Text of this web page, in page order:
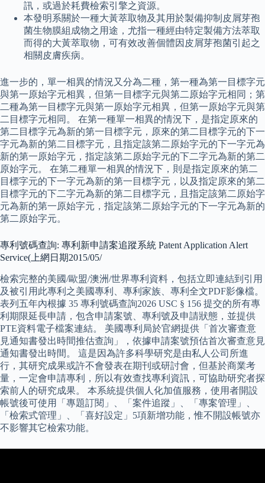
訊，或過於耗費檢索引擎之資源。
本發明系關於一種大黃萃取物及其用於製備抑制皮屑芽孢
菌生物膜組成物之用途，尤指一種經由特定製備方法萃取
而得的大黃萃取物，可有效改善個體因皮屑芽孢菌引起之
相關皮膚疾病。
進一步的，單一相異的情況又分為二種，第一種為第一目標字元
與第一原始字元相異，但第一目標字元與第二原始字元相同；第
二種為第一目標字元與第一原始字元相異，但第一原始字元與第
二目標字元相同。 在第一種單一相異的情況下，是指定原來的
第二目標字元為新的第一目標字元，原來的第二目標字元的下一
字元為新的第二目標字元，且指定該第二原始字元的下一字元為
新的第一原始字元，指定該第二原始字元的下二字元為新的第二
原始字元。 在第二種單一相異的情況下，則是指定原來的第二
目標字元的下一字元為新的第一目標字元，以及指定原來的第二
目標字元的下二字元為新的第二目標字元，且指定該第二原始字
元為新的第一原始字元，指定該第二原始字元的下一字元為新的
第二原始字元。
專利號碼查詢: 專利新申請案追蹤系統 Patent Application Alert
Service(上網日期2015/05/
檢索完整的美國/歐盟/澳洲/世界專利資料，包括立即連結到引用
及被引用此專利之美國專利、專利家族、專利全文PDF影像檔。
表列五年內根據 35 專利號碼查詢2026 USC § 156 提交的所有專
利期限延長申請，包含申請案號、專利號及申請狀態，並提供
PTE資料電子檔案連結。 美國專利局於官網提供「首次審查意
見通知書發出時間推估查詢」，依據申請案號預估首次審查意見
通知書發出時間。 這是因為許多科學研究是由私人公司所進
行，其研究成果或許不會發表在期刊或研討會，但基於商業考
量，一定會申請專利，所以有效查找專利資訊，可協助研究者探
索前人的研究成果。 本系統提供個人化加值服務，使用者開設
帳號後可使用「專題訂閱」、「案件追蹤」、「專案管理」、
「檢索式管理」、「喜好設定」5項新增功能，惟不開設帳號亦
不影響其它檢索功能。